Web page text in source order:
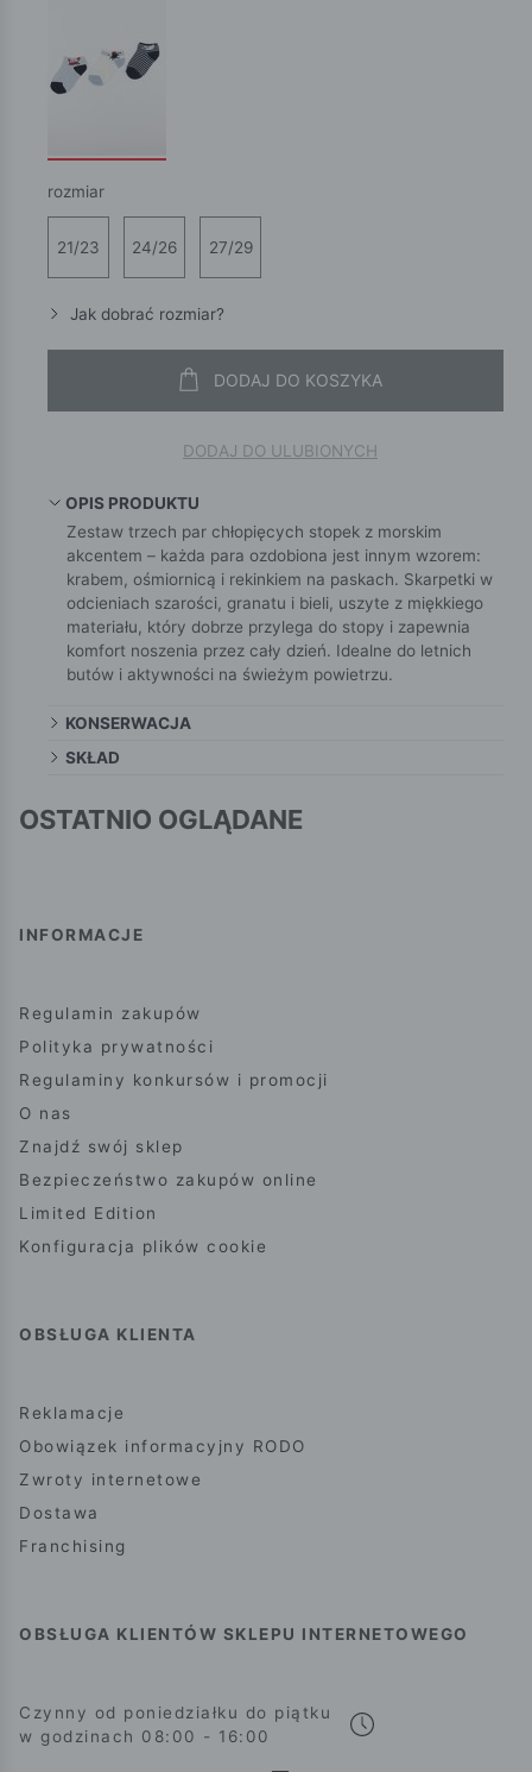
rozmiar
21/23 24/26 27/29
Jak dobrać rozmiar?
DODAJ DO KOSZYKA
DODAJ DO ULUBIONYCH
OPIS PRODUKTU
Zestaw trzech par chłopięcych stopek z morskim
akcentem – każda para ozdobiona jest innym wzorem:
krabem, ośmiornicą i rekinkiem na paskach. Skarpetki w
odcieniach szarości, granatu i bieli, uszyte z miękkiego
materiału, który dobrze przylega do stopy i zapewnia
komfort noszenia przez cały dzień. Idealne do letnich
butów i aktywności na świeżym powietrzu.
KONSERWACJA
SKŁAD
OSTATNIO OGLĄDANE
INFORMACJE
Regulamin zakupów
Polityka prywatności
Regulaminy konkursów i promocji
O nas
Znajdź swój sklep
Bezpieczeństwo zakupów online
Limited Edition
Konfiguracja plików cookie
OBSŁUGA KLIENTA
Reklamacje
Obowiązek informacyjny RODO
Zwroty internetowe
Dostawa
Franchising
OBSŁUGA KLIENTÓW SKLEPU INTERNETOWEGO
Czynny od poniedziałku do piątku
w godzinach 08:00 - 16:00